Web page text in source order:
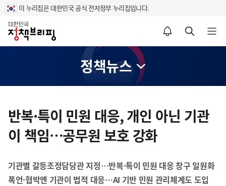
이 누리집은 대한민국 공식 전자정부 누리집입니다.
홈
알림설정 바로가기 검색 바로가기 메뉴 열기
정책뉴스
텐
츠
영
반복·특이 민원 대응, 개인 아닌 기관
이 책임…공무원 보호 강화
기관별 갈등조정담당관 지정…반복·특이 민원 대응 창구 일원화
폭언·협박엔 기관이 법적 대응…AI 기반 민원 관리체계도 도입